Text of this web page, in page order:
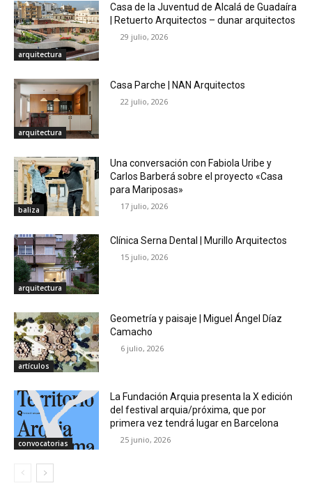
arquitectura
Casa de la Juventud de Alcalá de Guadaíra
| Retuerto Arquitectos – dunar arquitectos
29 julio, 2026
arquitectura
Casa Parche | NAN Arquitectos
22 julio, 2026
baliza
Una conversación con Fabiola Uribe y
Carlos Barberá sobre el proyecto «Casa
para Mariposas»
17 julio, 2026
arquitectura
Clínica Serna Dental | Murillo Arquitectos
15 julio, 2026
artículos
Geometría y paisaje | Miguel Ángel Díaz
Camacho
6 julio, 2026
convocatorias
La Fundación Arquia presenta la X edición
del festival arquia/próxima, que por
primera vez tendrá lugar en Barcelona
25 junio, 2026